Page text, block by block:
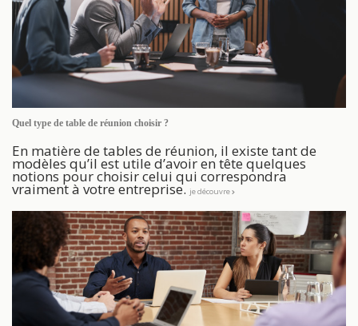
Quel type de table de réunion choisir ?
En matière de tables de réunion, il existe tant de
modèles qu’il est utile d’avoir en tête quelques
notions pour choisir celui qui correspondra
vraiment à votre entreprise. je découvre